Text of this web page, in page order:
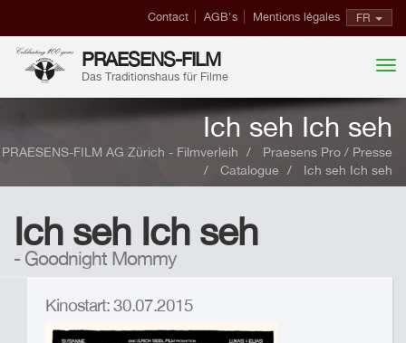
FR
Contact AGB's Mentions légales
PRAESENS-FILM
Das Traditionshaus für Filme
Ich seh Ich seh
PRAESENS-FILM AG Zürich - Filmverleih
Praesens Pro / Presse
Catalogue
Ich seh Ich seh
Ich seh Ich seh
- Goodnight Mommy
Kinostart: 30.07.2015